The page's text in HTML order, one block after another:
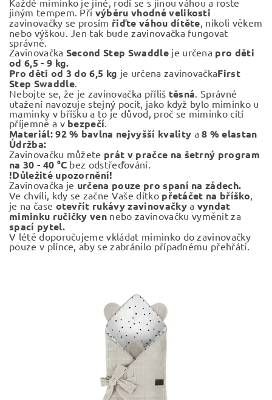
Každé miminko je jiné, rodí se s jinou váhou a roste
jiným tempem. Při výběru vhodné velikosti
zavinovačky se prosím řiďte váhou dítěte, nikoli věkem
nebo výškou. Jen tak bude zavinovačka fungovat
správně.
Zavinovačka Second Step Swaddleje určena pro děti
od 6,5 - 9 kg.
Pro děti od 3 do 6,5 kg je určena zavinovačkaFirst
Step Swaddle.
Nebojte se, že je zavinovačka příliš těsná. Správné
utažení navozuje stejný pocit, jako když bylo miminko u
maminky v bříšku a to je důvod, proč se miminko cítí
příjemně a v bezpečí.
Materiál: 92 % bavlna nejvyšší kvality a8 % elastan
Údržba:
Zavinovačku můžete prát v pračce na šetrný program
na 30 - 40 °C bez odstřeďování.
!Důležité upozornění!
Zavinovačka je určena pouze pro spaní na zádech.
Ve chvíli, kdy se začne Vaše dítko přetáčet na bříško,
je na čase otevřít rukávy zavinovačkya vyndat
miminku ručičky ven nebo zavinovačku vyměnit za
spací pytel.
V létě doporučujeme vkládat miminko do zavinovačky
pouze v plínce, aby se zabránilo případnému přehřátí.